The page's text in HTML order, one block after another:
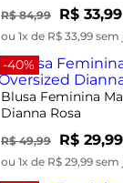
R$ 84,99 R$ 33,99
ou 1x de R$ 33,99
-40%
Blusa Feminina
Dianna Rosa
R$ 49,99 R$ 29,99
ou 1x de R$ 29,99